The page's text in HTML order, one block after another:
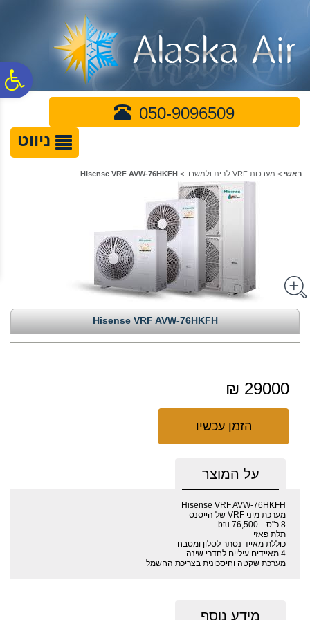
נגישות
המרכזי
050-9096509
ניווט
ראשי > מערכות VRF לבית ולמשרד >
Hisense VRF AVW-76HKFH
Hisense VRF AVW-76HKFH
29000 ₪
הזמן עכשיו
על המוצר
Hisense VRF AVW-76HKFH
מערכת מיני VRF של הייסנס
8 כ"ס 76,500 btu
תלת פאזי
כוללת מאייד נסתר לסלון ומטבח
4 מאיידים עיליים לחדרי שינה
מערכת שקטה וחיסכונית בצריכת החשמל
מידע נוסף